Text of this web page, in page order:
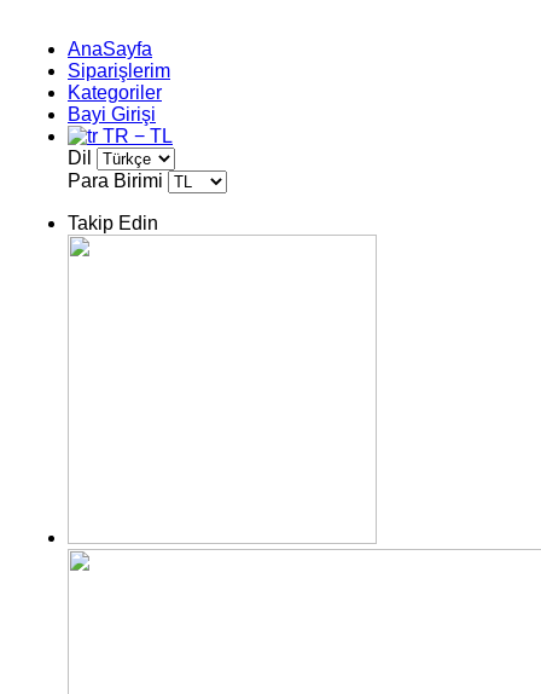
AnaSayfa
Siparişlerim
Kategoriler
Bayi Girişi
TR − TL
Dil
Para Birimi
Takip Edin